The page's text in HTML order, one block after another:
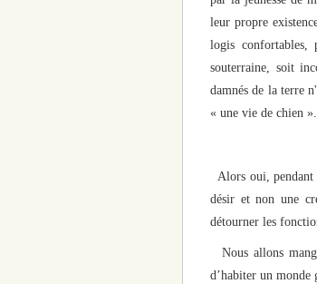
leur propre
logis
souterraine, soit
damnés de la terre
« une vie de chien ».
Alors oui, pendant
désir et non une
détourner les
Nous allons
d’habiter un monde